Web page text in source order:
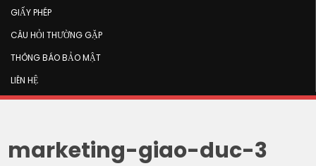
GIẤY PHÉP
CÂU HỎI THƯỜNG GẶP
THÔNG BÁO BẢO MẬT
LIÊN HỆ
marketing-giao-duc-3